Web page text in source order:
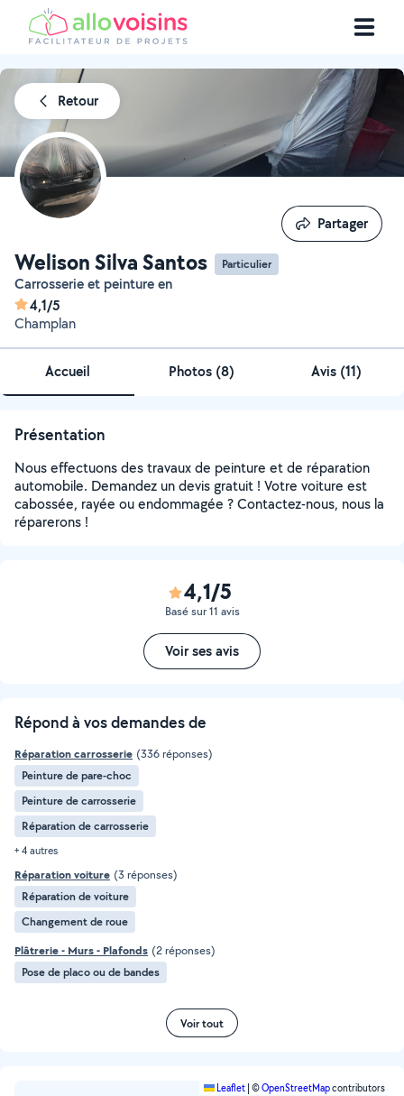
Retour
Welison Silva Santos Particulier
Carrosserie et peinture en
4,1/5
Champlan
Partager
Partager
Accueil Photos (8) Avis (11)
Présentation
Nous effectuons des travaux de peinture et de réparation
automobile. Demandez un devis gratuit ! Votre voiture est
cabossée, rayée ou endommagée ? Contactez-nous, nous la
réparerons !
4,1/5
Basé sur 11 avis
Voir ses avis
Répond à vos demandes de
Réparation carrosserie (336 réponses)
Peinture de pare-choc
Peinture de carrosserie
Réparation de carrosserie
+ 4 autres
Réparation voiture (3 réponses)
Réparation de voiture
Changement de roue
Plâtrerie - Murs - Plafonds (2 réponses)
Pose de placo ou de bandes
Voir tout
Leaflet ©OpenStreetMapcontributors